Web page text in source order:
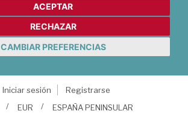
ACEPTAR
RECHAZAR
CAMBIAR PREFERENCIAS
Iniciar sesión
Registrarse
EUR ESPAÑA PENINSULAR